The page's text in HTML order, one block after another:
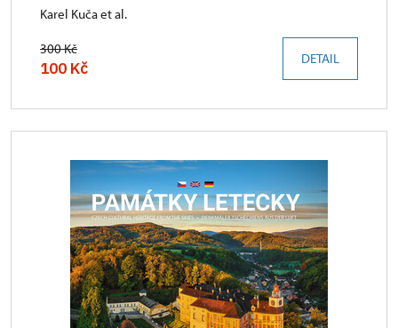
Karel Kuča et al.
300 Kč
100 Kč DETAIL